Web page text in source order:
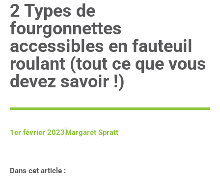
2 Types de
fourgonnettes
accessibles en fauteuil
roulant (tout ce que vous
devez savoir !)
1er février 2023Margaret Spratt
Dans cet article :